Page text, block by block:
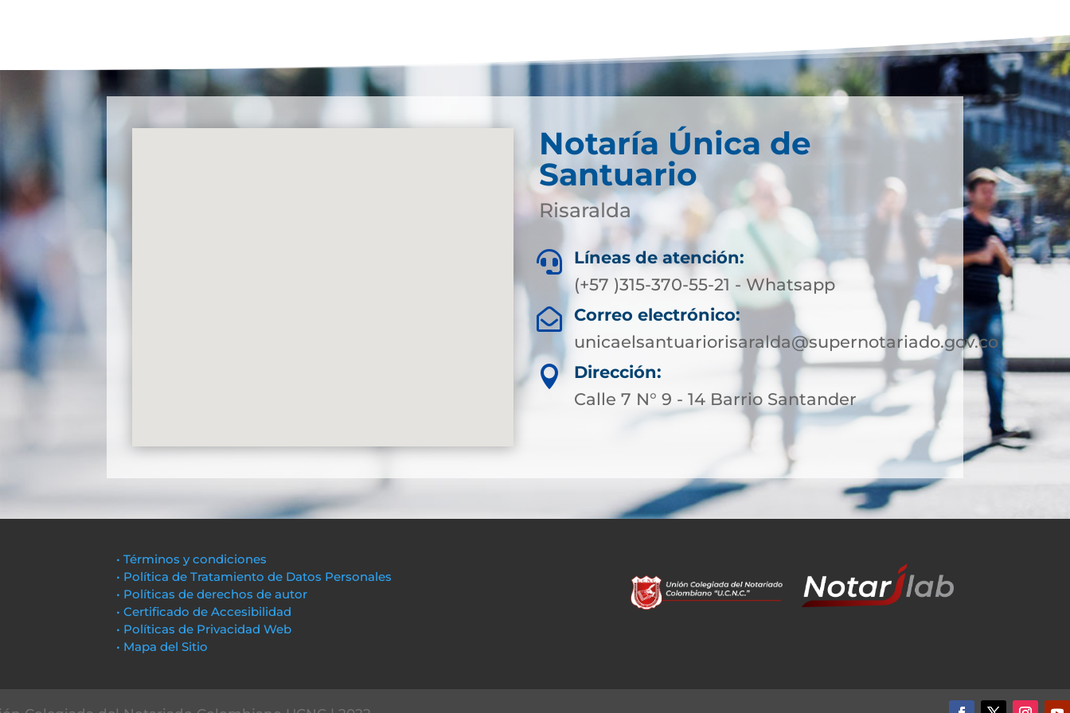
Notaría Única de
Santuario
Risaralda

Líneas de atención:
(+57 )315-370-55-21 - Whatsapp

Correo electrónico:
unicaelsantuariorisaralda@supernotariado.gov.co

Dirección:
Calle 7 N° 9 - 14 Barrio Santander
• Términos y condiciones
• Política de Tratamiento de Datos Personales
• Políticas de derechos de autor
• Certificado de Accesibilidad
• Políticas de Privacidad Web
• Mapa del Sitio